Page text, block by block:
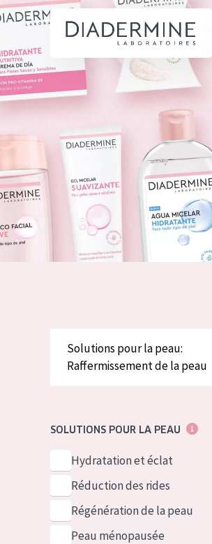
Hydratation et éclat
Réduction des rides
Régénération de la peau
Raffermissement de la
peau
Peau ménopausée
Composition
À propos
Conseils Beauté
Contact
English
Solutions pour la peau:
Raffermissement de la peau
SOLUTIONS POUR LA PEAU
Hydratation et éclat
Réduction des rides
Régénération de la peau
Peau ménopausée